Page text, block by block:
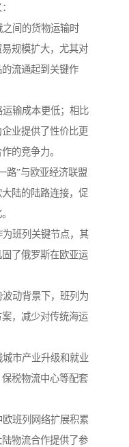
间的货物运输时
规模扩大，尤其对
流通起到关键作
输成本更低；相比
业提供了性价比更
的竞争力。
路”与欧亚经济联盟
陆的陆路连接，促
班列关键节点，其
了俄罗斯在欧亚运
动背景下，班列为
，减少对传统海运
市产业升级和就业
税物流中心等配套
班列网络扩展积累
物流合作提供了参